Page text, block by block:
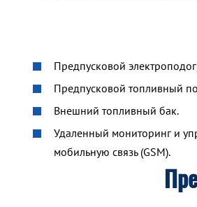
Предпусковой
Предпусковой топливный
Внешний топливный бак.
Удаленный мониторинг и
мобильную связь (GSM).